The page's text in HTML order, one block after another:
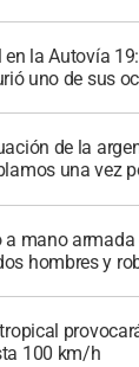
la Autovía
uno de sus
de la
una vez
mano armada
hombres y
100 km/h